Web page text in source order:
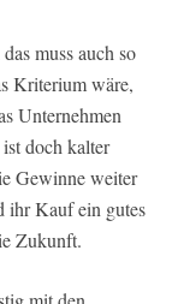
muss auch so
Kriterium wäre,
Unternehmen
ist doch kalter
Gewinne weiter
ihr Kauf ein gutes
Zukunft.